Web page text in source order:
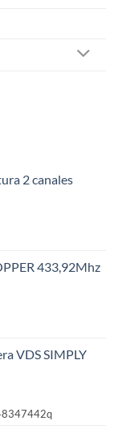
2 canales
433,92Mhz
VDS SIMPLY